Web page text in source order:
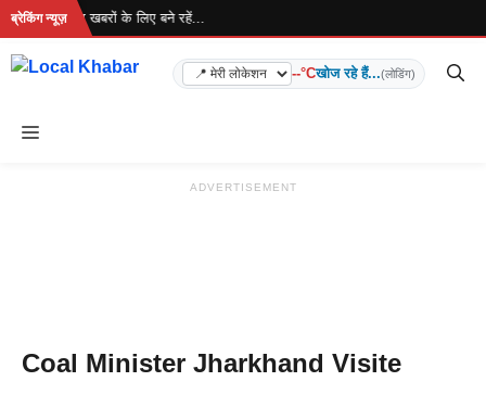
Skip
content
ब्रेकिंग न्यूज़
रहा है... ताज़ा खबरों के लिए बने रहें...
--°Cखोज रहे हैं...(लोडिंग)
Menu
ADVERTISEMENT
Coal Minister Jharkhand Visite